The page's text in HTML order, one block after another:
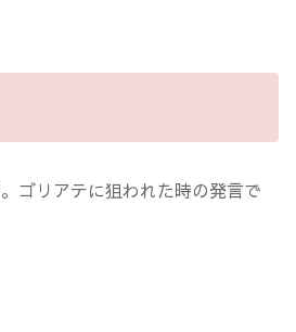
ゴリアテに狙われた時の発言で